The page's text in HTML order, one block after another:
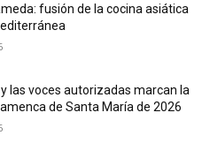
fusión de la cocina asiática
y las voces autorizadas marcan la
de Santa María de 2026